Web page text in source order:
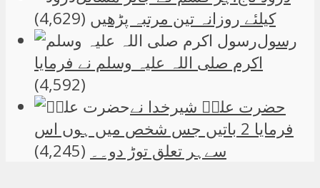
کیلئے روزانہ تین مرتبہ پڑھیں (4,629)
رسول
اکرم صلی اللہ علیہ وسلم نے فرمایا
(4,592)
حضرت علیؑ شیرخدا نے
فرمایا 2 باتیں جس شخص میں ہوں اس
سےہر تعلق توڑ دو۔۔ (4,245)